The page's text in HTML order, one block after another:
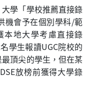
學「學校推薦直接錄
機會予在個別學科/範
本地大學考慮直接錄
學生報讀UGC院校的
頂尖的學生，但在某
放榜前獲得大學錄